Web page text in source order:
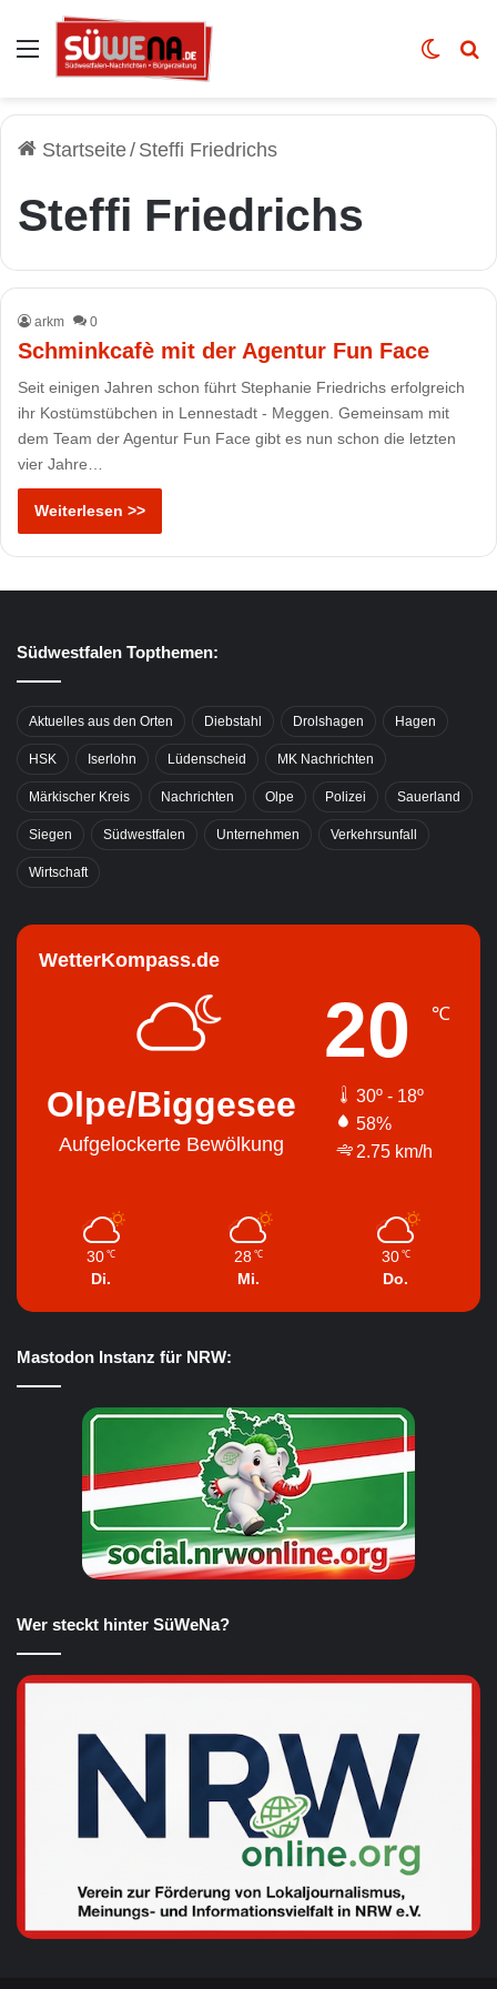
Auswahl Skin
Startseite/ Steffi Friedrichs
Steffi Friedrichs
arkm 0
Schminkcafè mit der Agentur Fun Face
Seit einigen Jahren schon führt Stephanie Friedrichs erfolgreich
ihr Kostümstübchen in Lennestadt - Meggen. Gemeinsam mit
dem Team der Agentur Fun Face gibt es nun schon die letzten
vier Jahre…
Weiterlesen >>
Südwestfalen Topthemen:
Aktuelles aus den Orten Diebstahl Drolshagen Hagen
HSK Iserlohn Lüdenscheid MK Nachrichten
Märkischer Kreis Nachrichten Olpe Polizei Sauerland
Siegen Südwestfalen Unternehmen Verkehrsunfall
Wirtschaft
WetterKompass.de
Olpe/Biggesee
Aufgelockerte Bewölkung
20 ℃
30º - 18º
58%
2.75 km/h
30 ℃
Di.
28 ℃
Mi.
30 ℃
Do.
Mastodon Instanz für NRW:
Wer steckt hinter SüWeNa?